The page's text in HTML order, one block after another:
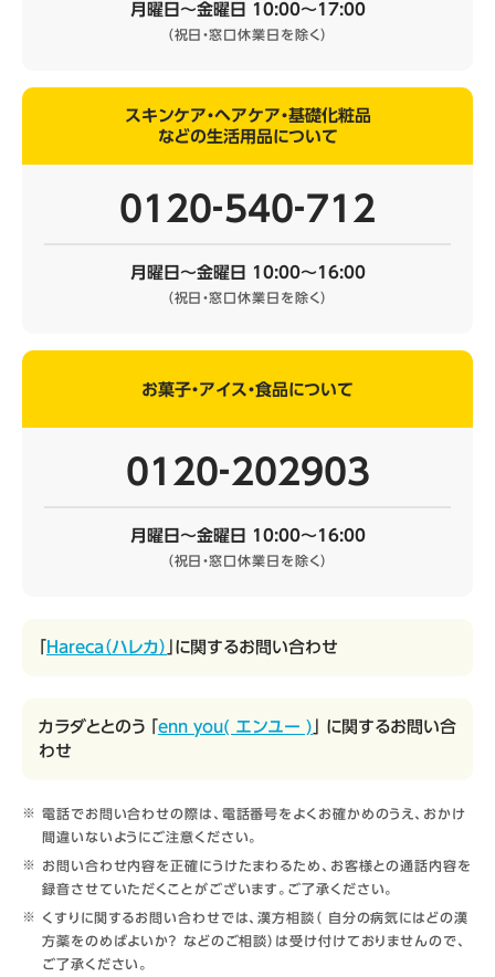
月曜日～金曜日 10:00～17:00
（祝日・窓口休業日を除く）
スキンケア・ヘアケア・基礎化粧品
などの生活用品について
0120‐540‐712
月曜日～金曜日 10:00～16:00
（祝日・窓口休業日を除く）
お菓子・アイス・食品について
0120‐202903
月曜日～金曜日 10:00～16:00
（祝日・窓口休業日を除く）
Hareca（ハレカ） 」に関するお問い合わせ
カラダととのう 「 enn you( エンユー ) 」 に関するお問い合
わせ
電話でお問い合わせの際は、電話番号をよくお確かめのうえ、おかけ
間違いないようにご注意ください。
お問い合わせ内容を正確にうけたまわるため、お客様との通話内容を
録音させていただくことがございます。ご了承ください。
くすりに関するお問い合わせでは、漢方相談（ 自分の病気にはどの漢
方薬をのめばよいか？ などのご相談）は受け付けておりませんので、
ご了承ください。